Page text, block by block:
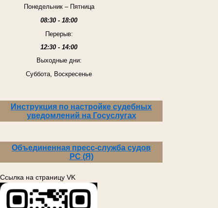
Понедельник – Пятница
08:30 - 18:00
Перерыв:
12:30 - 14:00
Выходные дни:
Суббота, Воскресенье
Инструкция по настройке судебных
уведомлений на Госуслугах
Объединенная пресс-служба судов
РС (Я)
Ссылка на страницу VK